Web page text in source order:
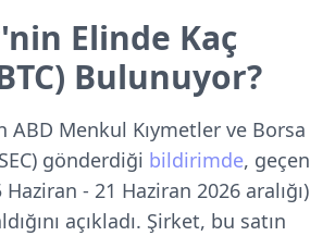
Elinde Kaç
Bulunuyor?
ABD Menkul Kıymetler ve Borsa
gönderdiği bildirimde, geçen
- 21 Haziran 2026 aralığı)
açıkladı. Şirket, bu satın